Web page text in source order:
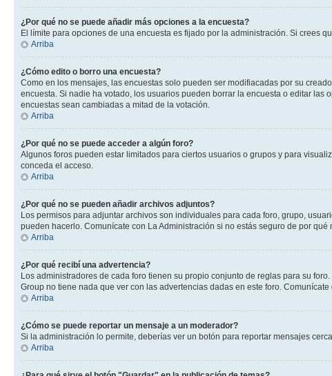
¿Por qué no se puede añadir más opciones a la encuesta?
El límite para opciones de una encuesta es fijado por la administración. Si crees
Arriba
¿Cómo edito o borro una encuesta?
Como en los mensajes, las encuestas solo pueden ser modifiacadas por su
encuesta. Si nadie ha votado, los usuarios pueden borrar la encuesta o editar
encuestas sean cambiadas a mitad de la votación.
Arriba
¿Por qué no se puede acceder a algún foro?
Algunos foros pueden estar limitados para ciertos usuarios o grupos y para
conceda el acceso.
Arriba
¿Por qué no se pueden añadir archivos adjuntos?
Los permisos para adjuntar archivos son individuales para cada foro, grupo,
pueden hacerlo. Comunícate con La Administración si no estás seguro de por qué
Arriba
¿Por qué recibí una advertencia?
Los administradores de cada foro tienen su propio conjunto de reglas para su
Group no tiene nada que ver con las advertencias dadas en este foro.
Arriba
¿Cómo se puede reportar un mensaje a un moderador?
Si la administración lo permite, deberías ver un botón para reportar mensajes
Arriba